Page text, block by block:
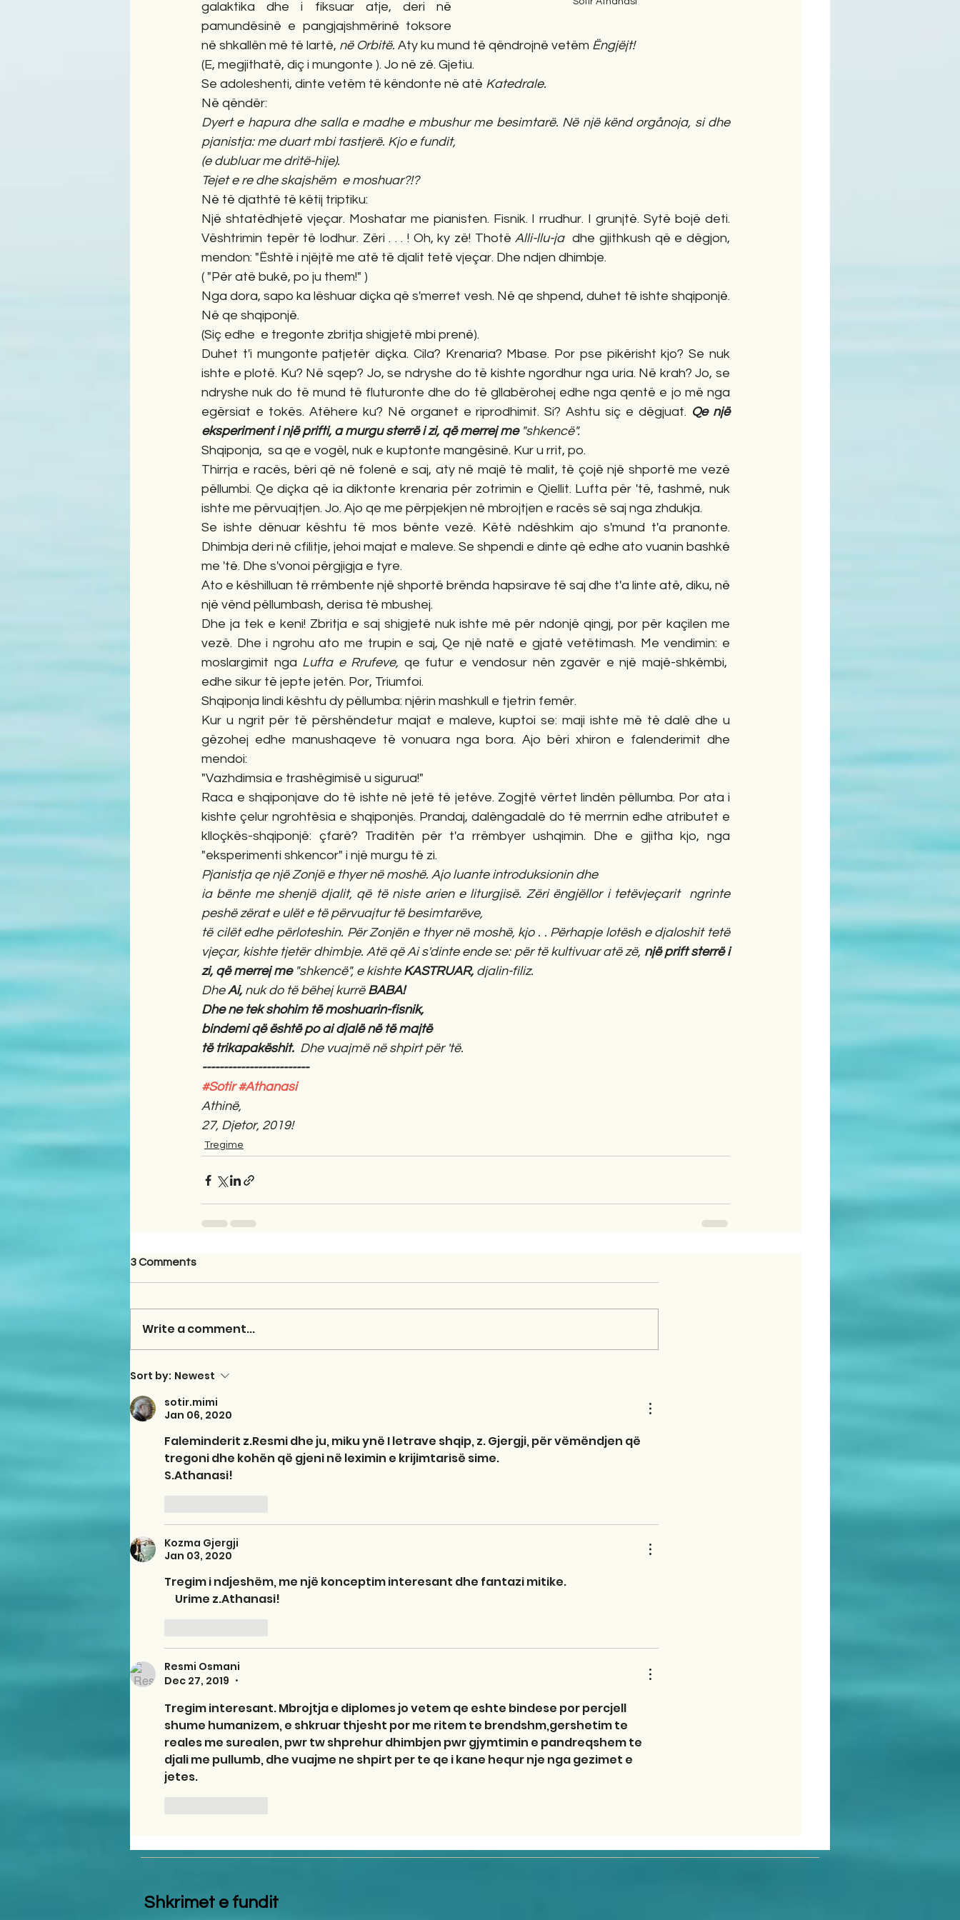
galaktika dhe i fiksuar atje, deri në
pamundësinë e pangjajshmërinë toksore
në shkallën më të lartë, në Orbitë. Aty ku mund të qëndrojnë vetëm Ëngjëjt!
(E, megjithatë, diç i mungonte ). Jo në zë. Gjetiu.
Se adoleshenti, dinte vetëm të këndonte në atë Katedrale.
Në qëndër:
Dyert e hapura dhe salla e madhe e mbushur me besimtarë. Në një kënd orgånoja, si dhe
pjanistja: me duart mbi tastjerë. Kjo e fundit,
(e dubluar me dritë-hije).
Tejet e re dhe skajshëm  e moshuar?!?
Në të djathtë të këtij triptiku:
Një shtatëdhjetë vjeçar. Moshatar me pianisten. Fisnik. I rrudhur. I grunjtë. Sytë bojë deti.
Vështrimin tepër të lodhur. Zëri . . . ! Oh, ky zë! Thotë Alli-llu-ja dhe gjithkush që e dëgjon,
mendon: "Është i njëjtë me atë të djalit tetë vjeçar. Dhe ndjen dhimbje.
( "Për atë bukë, po ju them!" )
Nga dora, sapo ka lëshuar diçka që s'merret vesh. Në qe shpend, duhet të ishte shqiponjë.
Në qe shqiponjë.
(Siç edhe  e tregonte zbritja shigjetë mbi prenë).
Duhet t'i mungonte patjetër diçka. Cila? Krenaria? Mbase. Por pse pikërisht kjo? Se nuk
ishte e plotë. Ku? Në sqep? Jo, se ndryshe do të kishte ngordhur nga uria. Në krah? Jo, se
ndryshe nuk do të mund të fluturonte dhe do të gllabërohej edhe nga qentë e jo më nga
egërsiat e tokës. Atëhere ku? Në organet e riprodhimit. Si? Ashtu siç e dëgjuat. Qe një
eksperiment i një prifti, a murgu sterrë i zi, që merrej me "shkencë".
Shqiponja,  sa qe e vogël, nuk e kuptonte mangësinë. Kur u rrit, po.
Thirrja e racës, bëri që në folenë e saj, aty në majë të malit, të çojë një shportë me vezë
pëllumbi. Qe diçka që ia diktonte krenaria për zotrimin e Qiellit. Lufta për 'të, tashmë, nuk
ishte me përvuajtjen. Jo. Ajo qe me përpjekjen në mbrojtjen e racës së saj nga zhdukja.
Se ishte dënuar kështu të mos bënte vezë. Këtë ndëshkim ajo s'mund t'a pranonte.
Dhimbja deri në cfilitje, jehoi majat e maleve. Se shpendi e dinte që edhe ato vuanin bashkë
me 'të. Dhe s'vonoi përgjigja e tyre.
Ato e këshilluan të rrëmbente një shportë brënda hapsirave të saj dhe t'a linte atë, diku, në
një vënd pëllumbash, derisa të mbushej.
Dhe ja tek e keni! Zbritja e saj shigjetë nuk ishte më për ndonjë qingj, por për kaçilen me
vezë. Dhe i ngrohu ato me trupin e saj, Qe një natë e gjatë vetëtimash. Me vendimin: e
moslargimit nga Lufta e Rrufeve, qe futur e vendosur nën zgavër e një majë-shkëmbi,
edhe sikur të jepte jetën. Por, Triumfoi.
Shqiponja lindi kështu dy pëllumba: njërin mashkull e tjetrin femër.
Kur u ngrit për të përshëndetur majat e maleve, kuptoi se: maji ishte më të dalë dhe u
gëzohej edhe manushaqeve të vonuara nga bora. Ajo bëri xhiron e falenderimit dhe
mendoi:
"Vazhdimsia e trashëgimisë u sigurua!"
Raca e shqiponjave do të ishte në jetë të jetëve. Zogjtë vërtet lindën pëllumba. Por ata i
kishte çelur ngrohtësia e shqiponjës. Prandaj, dalëngadalë do të merrnin edhe atributet e
klloçkës-shqiponjë: çfarë? Traditën për t'a rrëmbyer ushqimin. Dhe e gjitha kjo, nga
"eksperimenti shkencor" i një murgu të zi.
Pjanistja qe një Zonjë e thyer në moshë. Ajo luante introduksionin dhe
ia bënte me shenjë djalit, që të niste arien e liturgjisë. Zëri ëngjëllor i tetëvjeçarit  ngrinte
peshë zërat e ulët e të përvuajtur të besimtarëve,
të cilët edhe përloteshin. Për Zonjën e thyer në moshë, kjo . . Përhapje lotësh e djaloshit tetë
vjeçar, kishte tjetër dhimbje. Atë që Ai s'dinte ende se: për të kultivuar atë zë, një prift sterrë i
zi, që merrej me "shkencë", e kishte KASTRUAR, djalin-filiz.
Dhe Ai, nuk do të bëhej kurrë BABA!
Dhe ne tek shohim të moshuarin-fisnik,
bindemi që është po ai djalë në të majtë
të trikapakëshit. Dhe vuajmë në shpirt për 'të.
-------------------------
#Sotir #Athanasi
Athinë,
27, Djetor, 2019!
Tregime
3 Comments
Write a comment...
Sort by: Newest
sotir.mimi
Jan 06, 2020
Faleminderit z.Resmi dhe ju, miku ynë I letrave shqip, z. Gjergji, për vëmëndjen që
tregoni dhe kohën që gjeni në leximin e krijimtarisë sime.
S.Athanasi!
Kozma Gjergji
Jan 03, 2020
Tregim i ndjeshëm, me një konceptim interesant dhe fantazi mitike.
     Urime z.Athanasi!
Resmi Osmani
Dec 27, 2019
•
Tregim interesant. Mbrojtja e diplomes jo vetem qe eshte bindese por percjell
shume humanizem, e shkruar thjesht por me ritem te brendshm,gershetim te
reales me surealen, pwr tw shprehur dhimbjen pwr gjymtimin e pandreqshem te
djali me pullumb, dhe vuajme ne shpirt per te qe i kane hequr nje nga gezimet e
jetes.
Shkrimet e fundit